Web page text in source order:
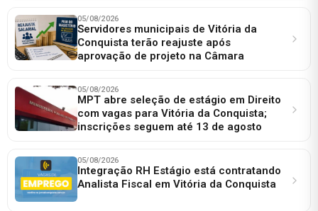
05/08/2026
Servidores municipais de Vitória da
Conquista terão reajuste após
aprovação de projeto na Câmara
05/08/2026
MPT abre seleção de estágio em Direito
com vagas para Vitória da Conquista;
inscrições seguem até 13 de agosto
05/08/2026
Integração RH Estágio está contratando
Analista Fiscal em Vitória da Conquista